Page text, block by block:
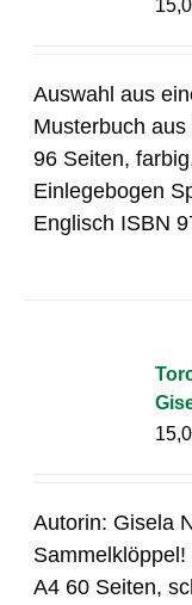
Auswahl aus
Musterbuch
96 Seiten,
Einlegebogen
Englisch ISBN
Autorin: Gisela
A4 60 Seiten,